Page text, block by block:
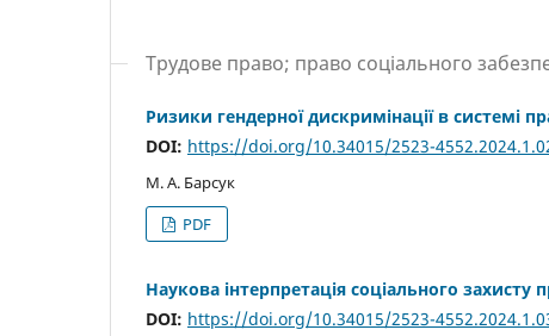
Трудове право; право соціального
Ризики гендерної дискримінації в системі
DOI: https://doi.org/10.34015/2523-
М. А. Барсук
PDF
Наукова інтерпретація соціального захисту
DOI: https://doi.org/10.34015/2523-